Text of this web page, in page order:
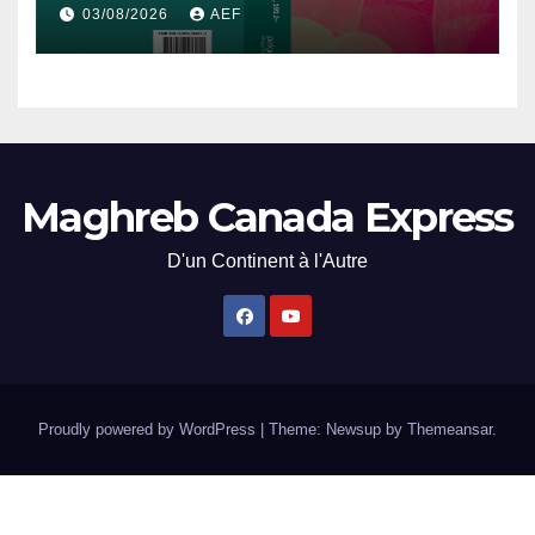
du Nord, 1912-2024
03/08/2026 AEF
Maghreb Canada Express
D'un Continent à l'Autre
Proudly powered by WordPress Theme: Newsup by Themeansar.